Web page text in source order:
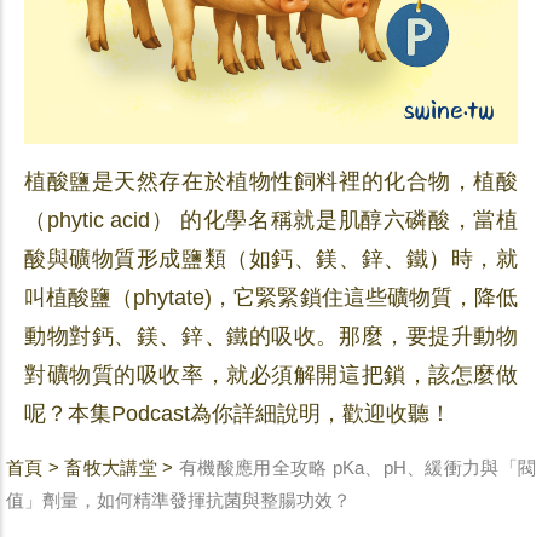
植酸鹽是天然存在於植物性飼料裡的化合物，植酸
（phytic acid） 的化學名稱就是肌醇六磷酸，當植
酸與礦物質形成鹽類（如鈣、鎂、鋅、鐵）時，就
叫植酸鹽（phytate)，它緊緊鎖住這些礦物質，降低
動物對鈣、鎂、鋅、鐵的吸收。那麼，要提升動物
對礦物質的吸收率，就必須解開這把鎖，該怎麼做
呢？本集Podcast為你詳細說明，歡迎收聽！
首頁 >畜牧大講堂 > 有機酸應用全攻略 pKa、pH、緩衝力與「閥
值」劑量，如何精準發揮抗菌與整腸功效？